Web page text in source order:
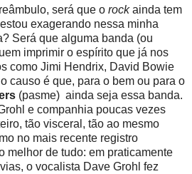
será que o rockainda tem
exagerando nessa minha
Será que alguma banda (ou
imprimir o espírito que já nos
como Jimi Hendrix, David Bowie
causo é que, para o bem ou para o
(pasme) ainda seja essa banda.
e companhia poucas vezes
tão visceral, tão ao mesmo
no mais recente registro
melhor de tudo: em praticamente
o vocalista Dave Grohl fez